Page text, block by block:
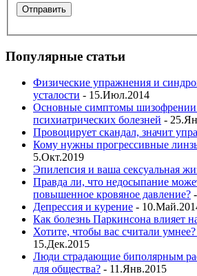
Популярные статьи
Физические упражнения и
усталости - 15.Июл.2014
Основные симптомы
психиатрических болезней -
Провоцирует скандал, значит
Кому нужны прогрессивные
5.Окт.2019
Эпилепсия и ваша сексуальная
Правда ли, что недосыпание
повышенное кровяное давление?
Депрессия и курение -
Как болезнь Паркинсона влияет
Хотите, чтобы вас считали
15.Дек.2015
Люди страдающие биполярным
для общества? - 11.Янв.2015